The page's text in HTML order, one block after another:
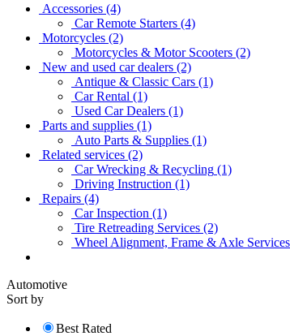
Accessories (4)
Car Remote Starters (4)
Motorcycles (2)
Motorcycles & Motor Scooters (2)
New and used car dealers (2)
Antique & Classic Cars (1)
Car Rental (1)
Used Car Dealers (1)
Parts and supplies (1)
Auto Parts & Supplies (1)
Related services (2)
Car Wrecking & Recycling (1)
Driving Instruction (1)
Repairs (4)
Car Inspection (1)
Tire Retreading Services (2)
Wheel Alignment, Frame & Axle Services
Automotive
Sort by
Best Rated